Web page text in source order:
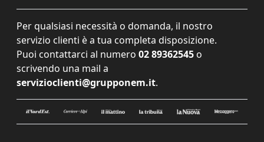
Per qualsiasi necessità o domanda, il nostro
servizio clienti è a tua completa disposizione.
Puoi contattarci al numero 02 89362545 o
scrivendo una mail a
servizioclienti@grupponem.it.